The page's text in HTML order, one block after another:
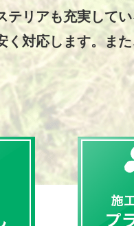
リアも充実して
対応します。ま